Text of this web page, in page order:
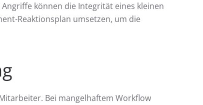
können die Integrität eines kleinen
Reaktionsplan umsetzen, um die
Bei mangelhaftem Workflow